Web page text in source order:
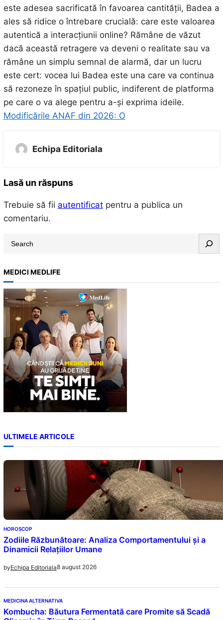
este adesea sacrificată în favoarea cantității, Badea a
ales să ridice o întrebare crucială: care este valoarea
autentică a interacțiunii online? Rămâne de văzut
dacă această retragere va deveni o realitate sau va
rămâne un simplu semnal de alarmă, dar un lucru
este cert: vocea lui Badea este una care va continua
să rezoneze în spațiul public, indiferent de platforma
pe care o va alege pentru a-și exprima ideile.
Modificările ANAF din 2026: O
Echipa Editoriala
Lasă un răspuns
Trebuie să fii autentificatpentru a publica un
comentariu.
r
c
h
MEDICI MEDLIFE
ULTIMELE ARTICOLE
HOROSCOP
Zodiile Răzbunătoare: Analiza Comportamentului și a
Dinamicii Relațiilor Umane
byEchipa Editoriala8 august 2026
MEDICINA ALTERNATIVA
Kombucha: Băutura Fermentată care Promite să Scadă